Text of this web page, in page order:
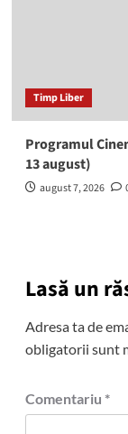
Timp Liber
Programul
13 august)
august 7, 2026
Lasă un
Adresa ta de
obligatorii sunt
Comentariu *